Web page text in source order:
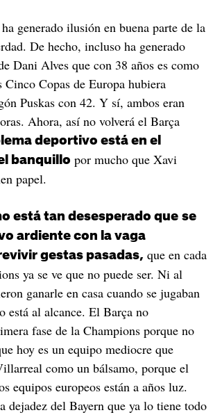
generado ilusión en buena parte de la
De hecho, incluso ha generado
Dani Alves que con 38 años es como
Copas de Europa hubiera
Puskas con 42. Y sí, ambos eran
Ahora, así no volverá el Barça
deportivo está en el
banquillo por mucho que Xavi
papel.
está tan desesperado que se
ardiente con la vaga
gestas pasadas, que en cada
ya se ve que no puede ser. Ni al
ganarle en casa cuando se jugaban
está al alcance. El Barça no
fase de la Champions porque no
hoy es un equipo mediocre que
como un bálsamo, porque el
equipos europeos están a años luz.
dejadez del Bayern que ya lo tiene todo